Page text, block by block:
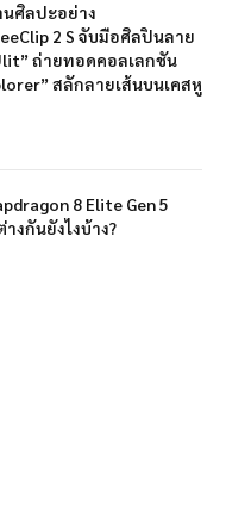
นศิลปะอย่าง
2 S จับมือศิลปินลาย
ถ่ายทอดคอลเลกชัน
สลักลายเส้นบนเคสหู
8 Elite Gen 5
งกันยังไงบ้าง?